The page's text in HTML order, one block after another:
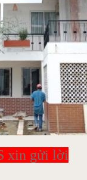
xin gửi lời